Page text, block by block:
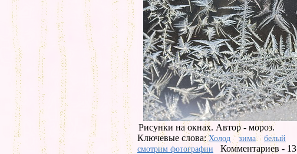
Рисунки на окнах. Автор - мороз.
Ключевые слова:Холод зима
белый
смотрим фотографии
Комментариев - 13